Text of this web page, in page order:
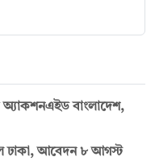
অ্যাকশনএইড বাংলাদেশ,
ঢাকা, আবেদন ৮ আগস্ট